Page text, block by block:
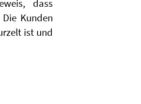
dass
Kunden
ist und